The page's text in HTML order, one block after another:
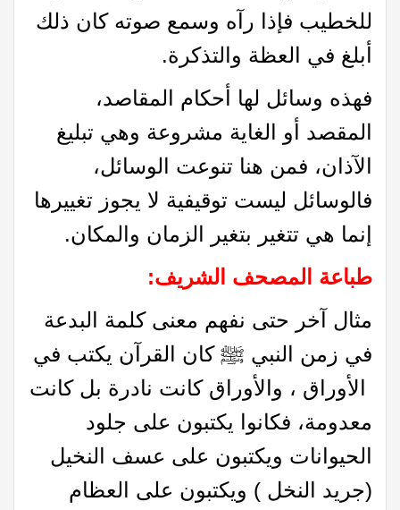
للخطيب فإذا رآه وسمع صوته كان ذلك
أبلغ في العظة والتذكرة.
فهذه وسائل لها أحكام المقاصد،
المقصد أو الغاية مشروعة وهي تبليغ
الآذان، فمن هنا تنوعت الوسائل،
فالوسائل ليست توقيفية لا يجوز تغييرها
إنما هي تتغير بتغير الزمان والمكان.
طباعة المصحف الشريف:
مثال آخر حتى نفهم معنى كلمة البدعة
في زمن النبي ﷺ كان القرآن يكتب في
الأوراق ، والأوراق كانت نادرة بل كانت
معدومة، فكانوا يكتبون على جلود
الحيوانات ويكتبون على عسف النخيل
(جريد النخل ) ويكتبون على العظام